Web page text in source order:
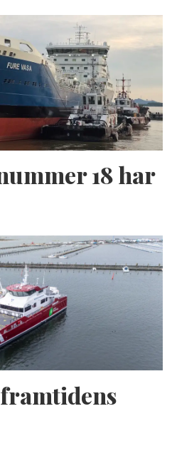
18 har